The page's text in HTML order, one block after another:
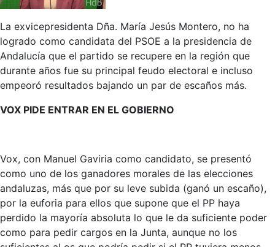
La exvicepresidenta Dña. María Jesús Montero, no ha
logrado como candidata del PSOE a la presidencia de
Andalucía que el partido se recupere en la región que
durante años fue su principal feudo electoral e incluso
empeoró resultados bajando un par de escaños más.
VOX PIDE ENTRAR EN EL GOBIERNO
Vox, con Manuel Gaviria como candidato, se presentó
como uno de los ganadores morales de las elecciones
andaluzas, más que por su leve subida (ganó un escaño),
por la euforia para ellos que supone que el PP haya
perdido la mayoría absoluta lo que le da suficiente poder
como para pedir cargos en la Junta, aunque no los